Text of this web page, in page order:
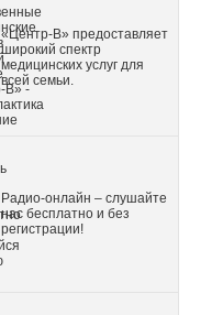
«Центр-В» предоставляет
широкий спектр
медицинских услуг для
всей семьи.
Радио-онлайн – слушайте
нас бесплатно и без
регистрации!